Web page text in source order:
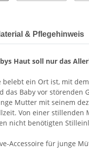
& Pflegehinweis
Haut soll nur das
belebt ein Ort ist, mit
das Baby vor störenden
Mutter mit seinem
Von einer stillenden
nicht benötigten
Accessoire für junge